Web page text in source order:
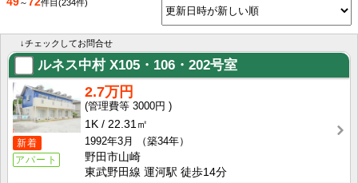
～ 件目 (234件)
↓チェックしてお問合せ
ルネス中村X105・106・202号室
新着
アパート
2.7万円
3000円
1K
22.31㎡
1992年3月
（築34年）
野田市山崎
東武野田線 運河駅 徒歩14分